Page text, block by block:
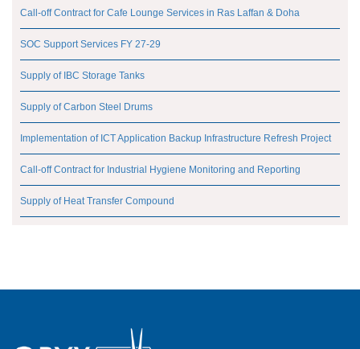
Call-off Contract for Cafe Lounge Services in Ras Laffan & Doha
SOC Support Services FY 27-29
Supply of IBC Storage Tanks
Supply of Carbon Steel Drums
Implementation of ICT Application Backup Infrastructure Refresh Project
Call-off Contract for Industrial Hygiene Monitoring and Reporting
Supply of Heat Transfer Compound